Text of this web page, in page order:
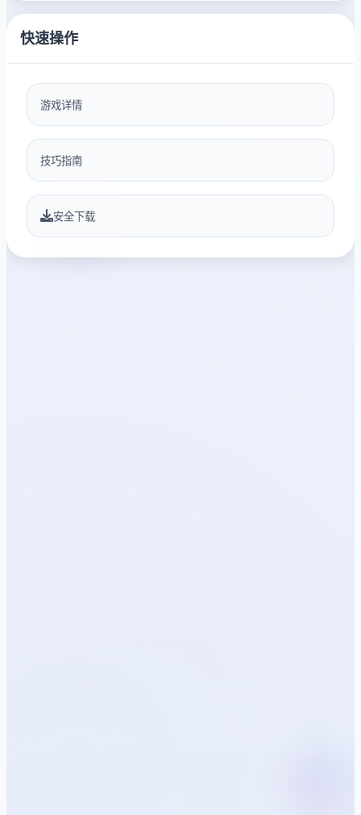
快速操作
游戏详情
技巧指南
安全下载